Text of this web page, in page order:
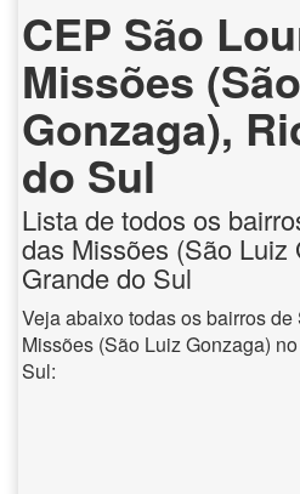
CEP São
Missões
Gonzaga),
do Sul
Lista de todos os
das Missões (São Luiz
Grande do Sul
Veja abaixo todas os bairros
Missões (São Luiz Gonzaga)
Sul: